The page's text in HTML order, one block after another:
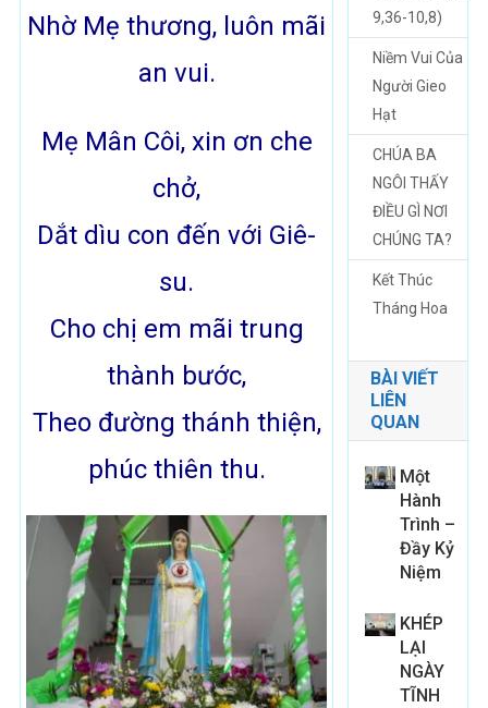
Nhờ Mẹ thương, luôn mãi
an vui.
Mẹ Mân Côi, xin ơn che
chở,
Dắt dìu con đến với Giê-
su.
Cho chị em mãi trung
thành bước,
Theo đường thánh thiện,
phúc thiên thu.
9,36-10,8)
Niềm Vui Của
Người Gieo
Hạt
CHÚA BA
NGÔI THẤY
ĐIỀU GÌ NƠI
CHÚNG TA?
Kết Thúc
Tháng Hoa
BÀI VIẾT
LIÊN
QUAN
Một
Hành
Trình –
Đầy Kỷ
Niệm
KHÉP
LẠI
NGÀY
TĨNH